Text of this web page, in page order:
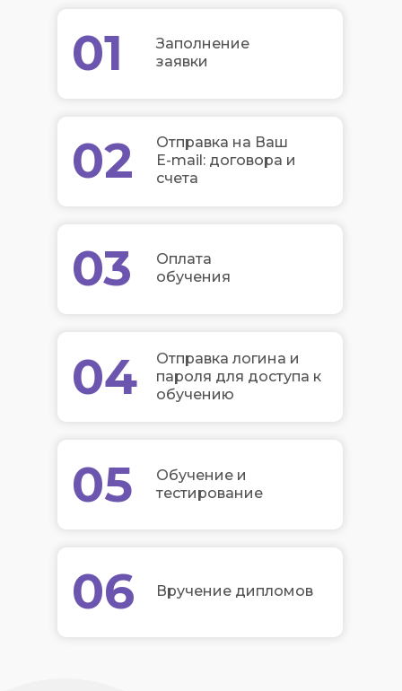
01
02
03
04
05
06
Заполнение
заявки
Отправка на Ваш
E-mail: договора и
счета
Оплата
обучения
Отправка логина и
пароля для доступа к
обучению
Обучение и
тестирование
Вручение дипломов